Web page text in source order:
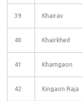
39 Khairav
40 Khairkhed
41 Khamgaon
42 Kingaon Raja